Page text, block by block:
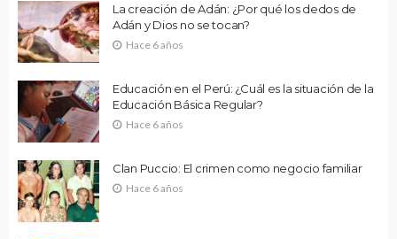
La creación de Adán: ¿Por qué los dedos de
Adán y Dios no se tocan?
Hace 6 años
Educación en el Perú: ¿Cuál es la situación de la
Educación Básica Regular?
Hace 6 años
Clan Puccio: El crimen como negocio familiar
Hace 6 años